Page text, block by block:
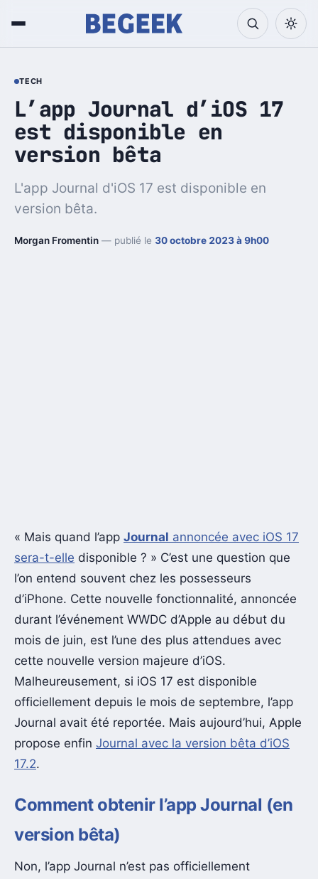
TECH
L’app Journal d’iOS 17
est disponible en
version bêta
L'app Journal d'iOS 17 est disponible en
version bêta.
Morgan Fromentin — publié le 30 octobre 2023 à 9h00
« Mais quand l’app Journal annoncée avec iOS 17
sera-t-elle disponible ? » C’est une question que
l’on entend souvent chez les possesseurs
d’iPhone. Cette nouvelle fonctionnalité, annoncée
durant l’événement WWDC d’Apple au début du
mois de juin, est l’une des plus attendues avec
cette nouvelle version majeure d’iOS.
Malheureusement, si iOS 17 est disponible
officiellement depuis le mois de septembre, l’app
Journal avait été reportée. Mais aujourd’hui, Apple
propose enfin Journal avec la version bêta d’iOS
17.2.
Comment obtenir l’app Journal (en
version bêta)
Non, l’app Journal n’est pas officiellement